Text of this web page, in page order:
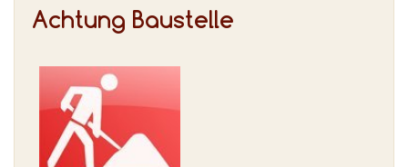
Achtung Baustelle